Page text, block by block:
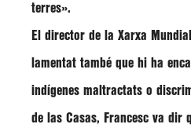
terres».
El director de la Xarxa
lamentat també que hi ha
indígenes maltractats o
de las Casas, Francesc va dir